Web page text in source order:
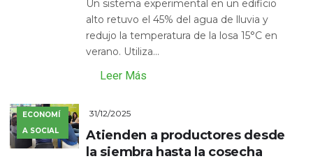
Un sistema experimental en un edificio
alto retuvo el 45% del agua de lluvia y
redujo la temperatura de la losa 15°C en
verano. Utiliza...
Leer Más
ECONOMÍ
A SOCIAL
31/12/2025
Atienden a productores desde
la siembra hasta la cosecha